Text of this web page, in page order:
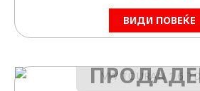
ВИДИ ПОВЕЌЕ